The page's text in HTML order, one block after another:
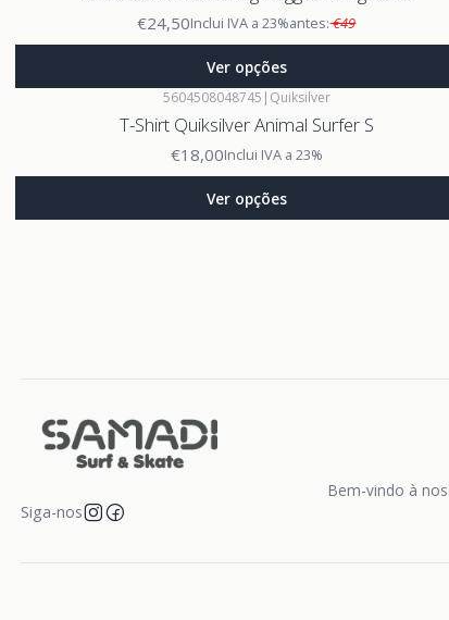
€24,50Inclui IVA a 23%antes:€49
Ver opções
5604508048745 | Quiksilver
T-Shirt Quiksilver Animal Surfer S
€18,00Inclui IVA a 23%
Ver opções
Bem-vindo à
Siga-nos